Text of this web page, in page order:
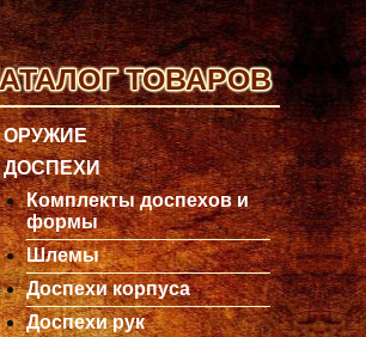
ТОВАРОВ
ОРУЖИЕ
ДОСПЕХИ
Комплекты доспехов и
формы
Шлемы
Доспехи корпуса
Доспехи рук